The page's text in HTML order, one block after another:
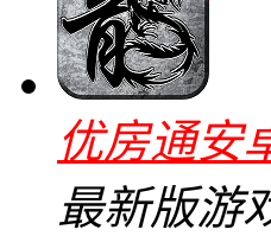
优房通安
最新版游